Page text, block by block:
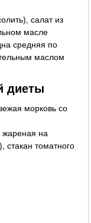
салат из
масле
средняя по
маслом
диеты
морковь со
жареная на
стакан томатного